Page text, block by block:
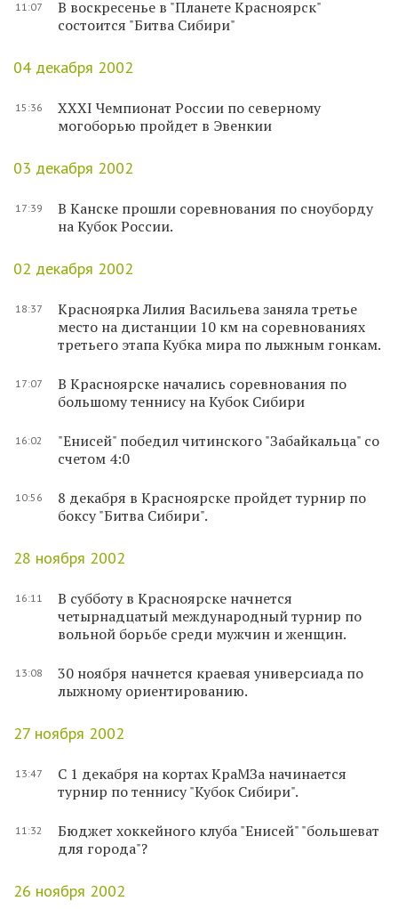
11:07
В воскресенье в "Планете Красноярск"
состоится "Битва Сибири"
04 декабря 2002
15:36
XXXI Чемпионат России по северному
могоборью пройдет в Эвенкии
03 декабря 2002
17:39
В Канске прошли соревнования по сноуборду
на Кубок России.
02 декабря 2002
18:37
Красноярка Лилия Васильева заняла третье
место на дистанции 10 км на соревнованиях
третьего этапа Кубка мира по лыжным гонкам.
17:07
В Красноярске начались соревнования по
большому теннису на Кубок Сибири
16:02
"Енисей" победил читинского "Забайкальца" со
счетом 4:0
10:56
8 декабря в Красноярске пройдет турнир по
боксу "Битва Сибири".
28 ноября 2002
16:11
В субботу в Красноярске начнется
четырнадцатый международный турнир по
вольной борьбе среди мужчин и женщин.
13:08
30 ноября начнется краевая универсиада по
лыжному ориентированию.
27 ноября 2002
13:47
С 1 декабря на кортах КраМЗа начинается
турнир по теннису "Кубок Сибири".
11:32
Бюджет хоккейного клуба "Енисей" "большеват
для города"?
26 ноября 2002